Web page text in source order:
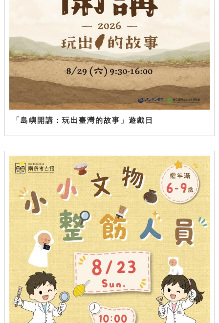
「島嶼開講：玩出臺灣的故事」遊戲日